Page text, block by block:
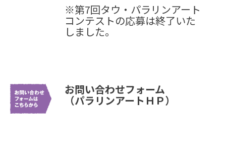
※第7回タウ・パラリンアート
コンテストの応募は終了いた
しました。
お問い合わせフォーム
（パラリンアートＨＰ）